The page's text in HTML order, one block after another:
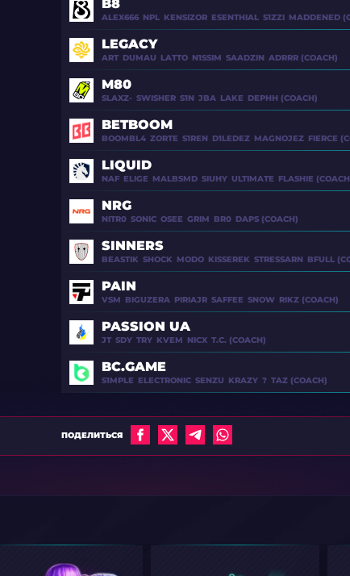
XTQZZZ (COACH)
B1AD3 (COACH)
RUGGAH (COACH)
DEM0N
COOLIO (COACH)
FROZEN
ENKAY J (COACH)
SNAX
IMD (COACH)
B8
ALEX666 NPL KENSIZOR ESENTHIAL S1ZZI MADDENED
ALEX666
MADDENED (COACH)
LEGACY
ART DUMAU LATTO N1SSIM SAADZIN ADRRR (COACH)
ART
ADRRR (COACH)
M80
SLAXZ- SWISHER S1N JBA LAKE DEPHH (COACH)
SLAXZ-
DEPHH (COACH)
BETBOOM
BOOMBL4 ZORTE S1REN D1LEDEZ MAGNOJEZ FIERCE
BOOMBL4
FIERCE (COACH)
LIQUID
NAF ELIGE MALBSMD SIUHY ULTIMATE FLASHIE
NAF
NRG
NITR0 SONIC OSEE GRIM BR0 DAPS (COACH)
NITR0
SINNERS
BEASTIK SHOCK MODO KISSEREK STRESSARN BFULL
PAIN
VSM BIGUZERA PIRIAJR SAFFEE SNOW RIKZ (COACH)
VSM BIGUZERA
PASSION UA
JT SDY TRY KVEM NICX T.C. (COACH)
BC.GAME
S1MPLE ELECTRONIC SENZU KRAZY ? TAZ (COACH)
ПОДЕЛИТЬСЯ